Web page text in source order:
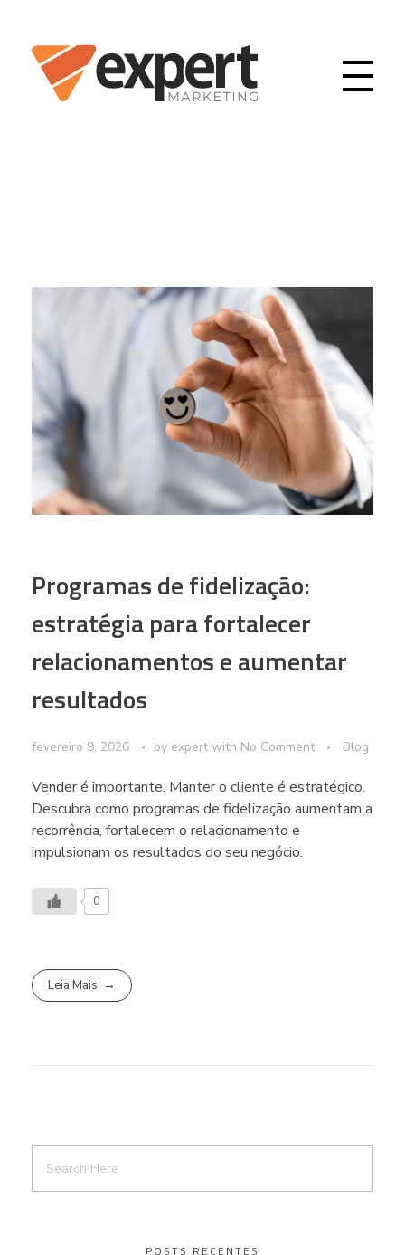
Programas de fidelização:
estratégia para fortalecer
relacionamentos e aumentar
resultados
fevereiro 9, 2026 by expertwith No Comment Blog
Vender é importante. Manter o cliente é estratégico.
Descubra como programas de fidelização aumentam a
recorrência, fortalecem o relacionamento e
impulsionam os resultados do seu negócio.
0
Leia Mais
POSTS RECENTES